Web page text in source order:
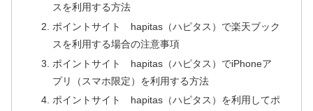
スを利用する方法
ポイントサイト hapitas（ハピタス）で楽天ブック
スを利用する場合の注意事項
ポイントサイト hapitas（ハピタス）でiPhoneア
プリ（スマホ限定）を利用する方法
ポイントサイト hapitas（ハピタス）を利用してポ